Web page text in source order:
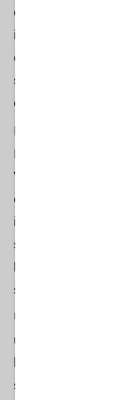
con Estonia,
interrotto, con 10
collegamento alla
sostituendolo con
europea.
Ben altra
Delcy Rodr
Venezuela e
edizione annuale
in corso a Nuova
sottolineato
senza restrizioni di
Una posizione che
un mondo
socialista, basato